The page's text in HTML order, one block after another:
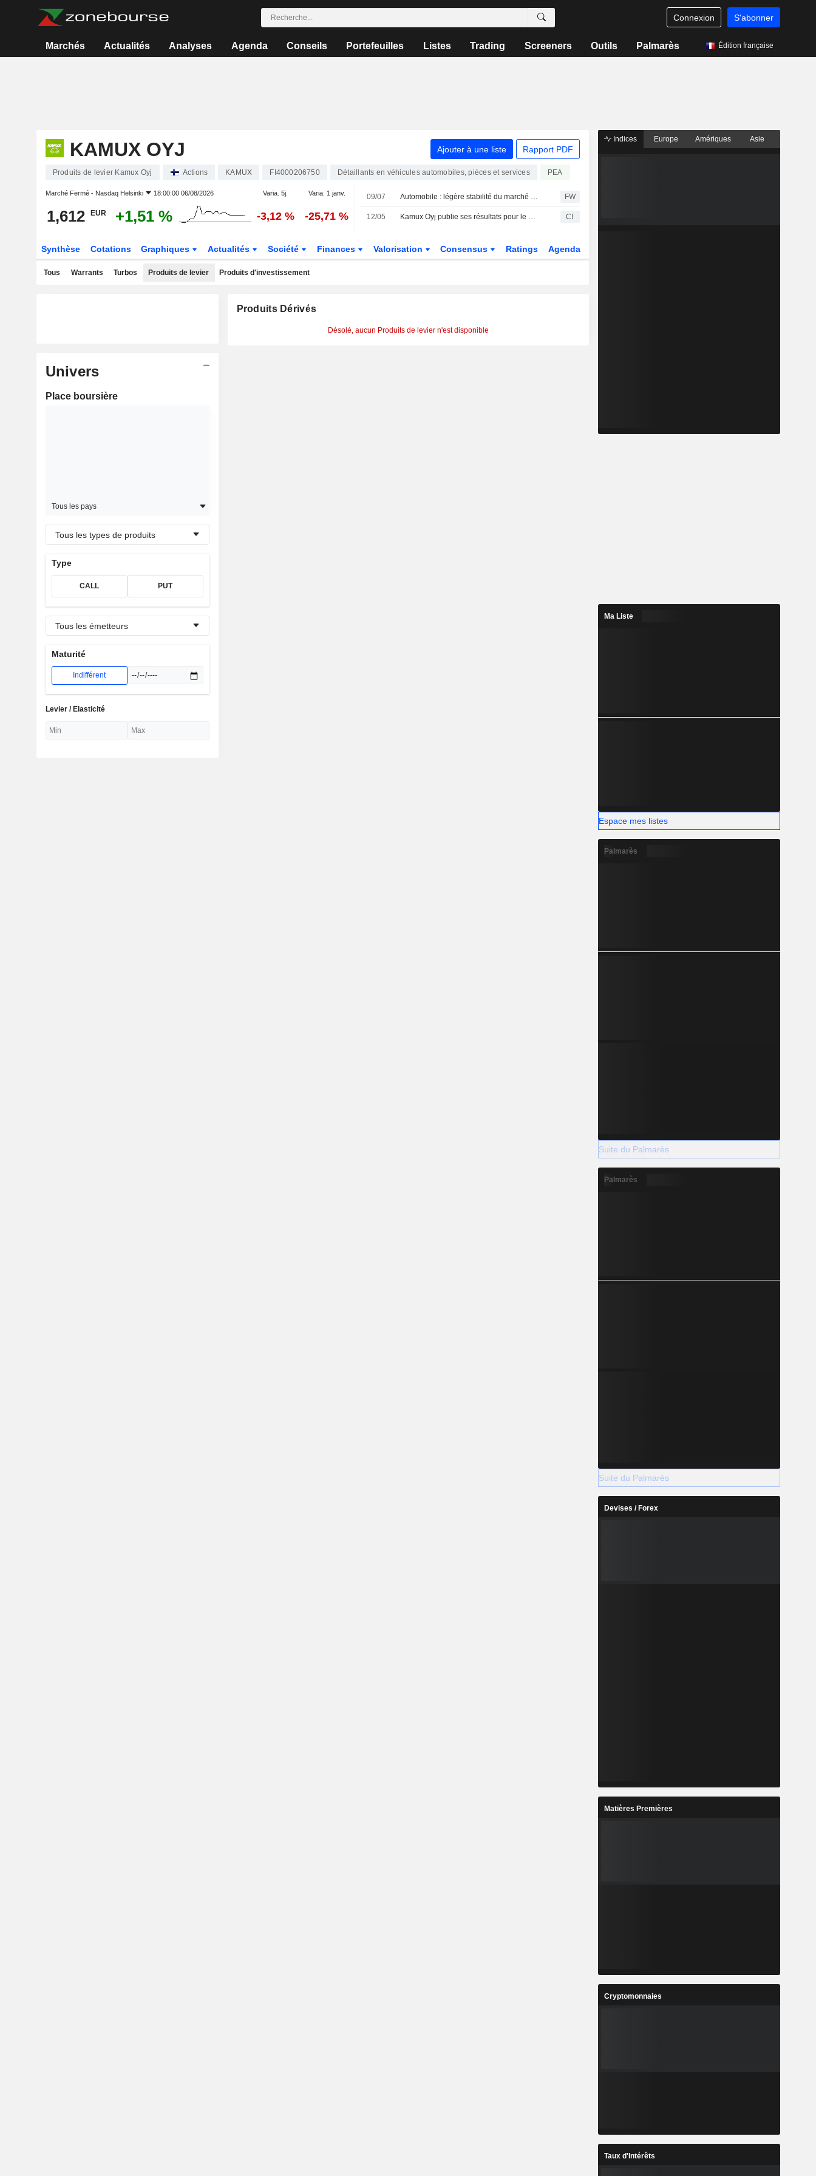
Connexion S'abonner
Marchés Actualités Analyses Agenda Conseils Portefeuilles Listes Trading Screeners Outils Palmarès Édition française
KAMUX OYJ Ajouter à une liste Rapport PDF
Produits de levier Kamux Oyj Actions KAMUX FI4000206750 Détaillants en véhicules automobiles, pièces et services PEA
Marché Fermé - Nasdaq Helsinki 18:00:00 06/08/2026 Varia. 5j. Varia. 1 janv.
1,612 EUR +1,51 % -3,12 % -25,71 %
09/07 Automobile : légère stabilité du marché de l'occasion au deuxième trimestre, les véhicules électriques bondissent de 50 % FW
12/05 Kamux Oyj publie ses résultats pour le premier trimestre clos le 31 mars 2026 CI
Synthèse Cotations Graphiques Actualités Société Finances Valorisation Consensus Ratings Agenda
Tous Warrants Turbos Produits de levier Produits d'investissement
Univers
Place boursière
Tous les pays
Tous les types de produits
Type
CALL PUT
Tous les émetteurs
Maturité
Indifférent
Levier / Elasticité
Produits Dérivés
Désolé, aucun Produits de levier n'est disponible
Indices Europe Amériques Asie
Ma Liste
Espace mes listes
Palmarès
Suite du Palmarès
Palmarès
Suite du Palmarès
Devises / Forex
Matières Premières
Cryptomonnaies
Taux d'Intérêts